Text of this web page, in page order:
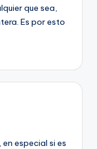
que sea,
Es por esto
especial si es